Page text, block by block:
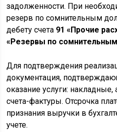
задолженности. При
резерв по сомнительным
дебету счета 91 «Прочие
«Резервы по
Для подтверждения
документация,
оказание услуги:
счета-фактуры. Отсрочка
признания выручки в
учете.